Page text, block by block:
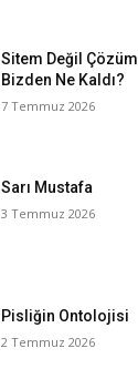
Sitem Değil
Bizden Ne Kaldı?
7 Temmuz 2026
Sarı Mustafa
3 Temmuz 2026
Pisliğin Ontolojisi
2 Temmuz 2026